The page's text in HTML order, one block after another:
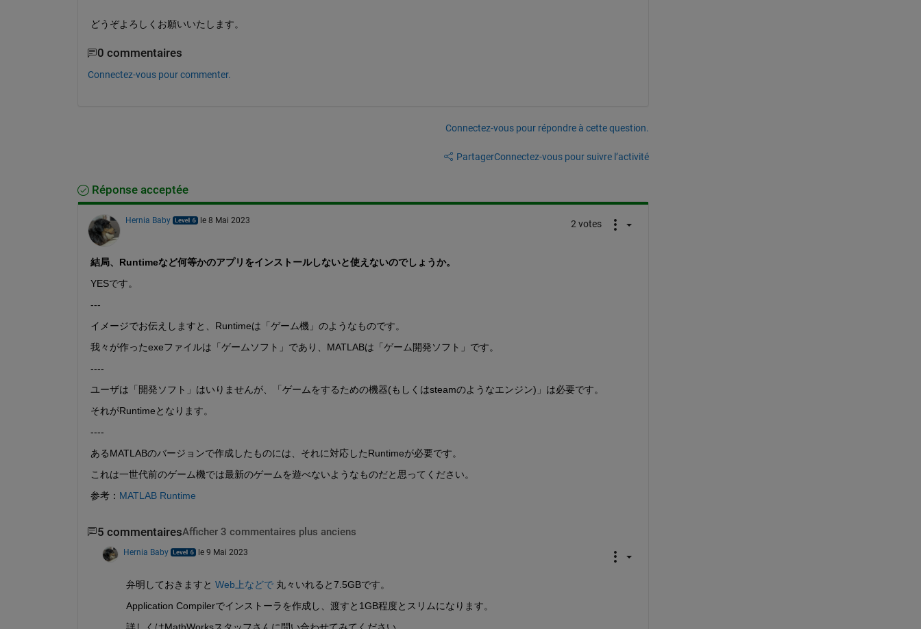
どうぞよろしくお願いいたします。
0 commentaires
Connectez-vous pour commenter.
Connectez-vous pour répondre à cette question.
PartagerConnectez-vous pour suivre l’activité
Réponse acceptée
Hernia Baby le 8 Mai 2023 2 votes
結局、Runtimeなど何等かのアプリをインストールしないと使えないのでしょうか。
YESです。
---
イメージでお伝えしますと、Runtimeは「ゲーム機」のようなものです。
我々が作ったexeファイルは「ゲームソフト」であり、MATLABは「ゲーム開発ソフト」です。
----
ユーザは「開発ソフト」はいりませんが、「ゲームをするための機器(もしくはsteamのようなエンジン)」は必要です。
それがRuntimeとなります。
----
あるMATLABのバージョンで作成したものには、それに対応したRuntimeが必要です。
これは一世代前のゲーム機では最新のゲームを遊べないようなものだと思ってください。
参考： MATLAB Runtime
5 commentairesAfficher 3 commentaires plus anciens
Hernia Baby le 9 Mai 2023
弁明しておきますと Web上などで 丸々いれると7.5GBです。
Application Compilerでインストーラを作成し、渡すと1GB程度とスリムになります。